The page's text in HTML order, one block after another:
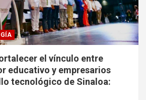
el vínculo entre
educativo y empresarios
tecnológico de Sinaloa: